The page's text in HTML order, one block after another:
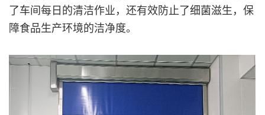
了车间每日的清洁作业，还有效防止了细菌滋生，保
障食品生产环境的洁净度。